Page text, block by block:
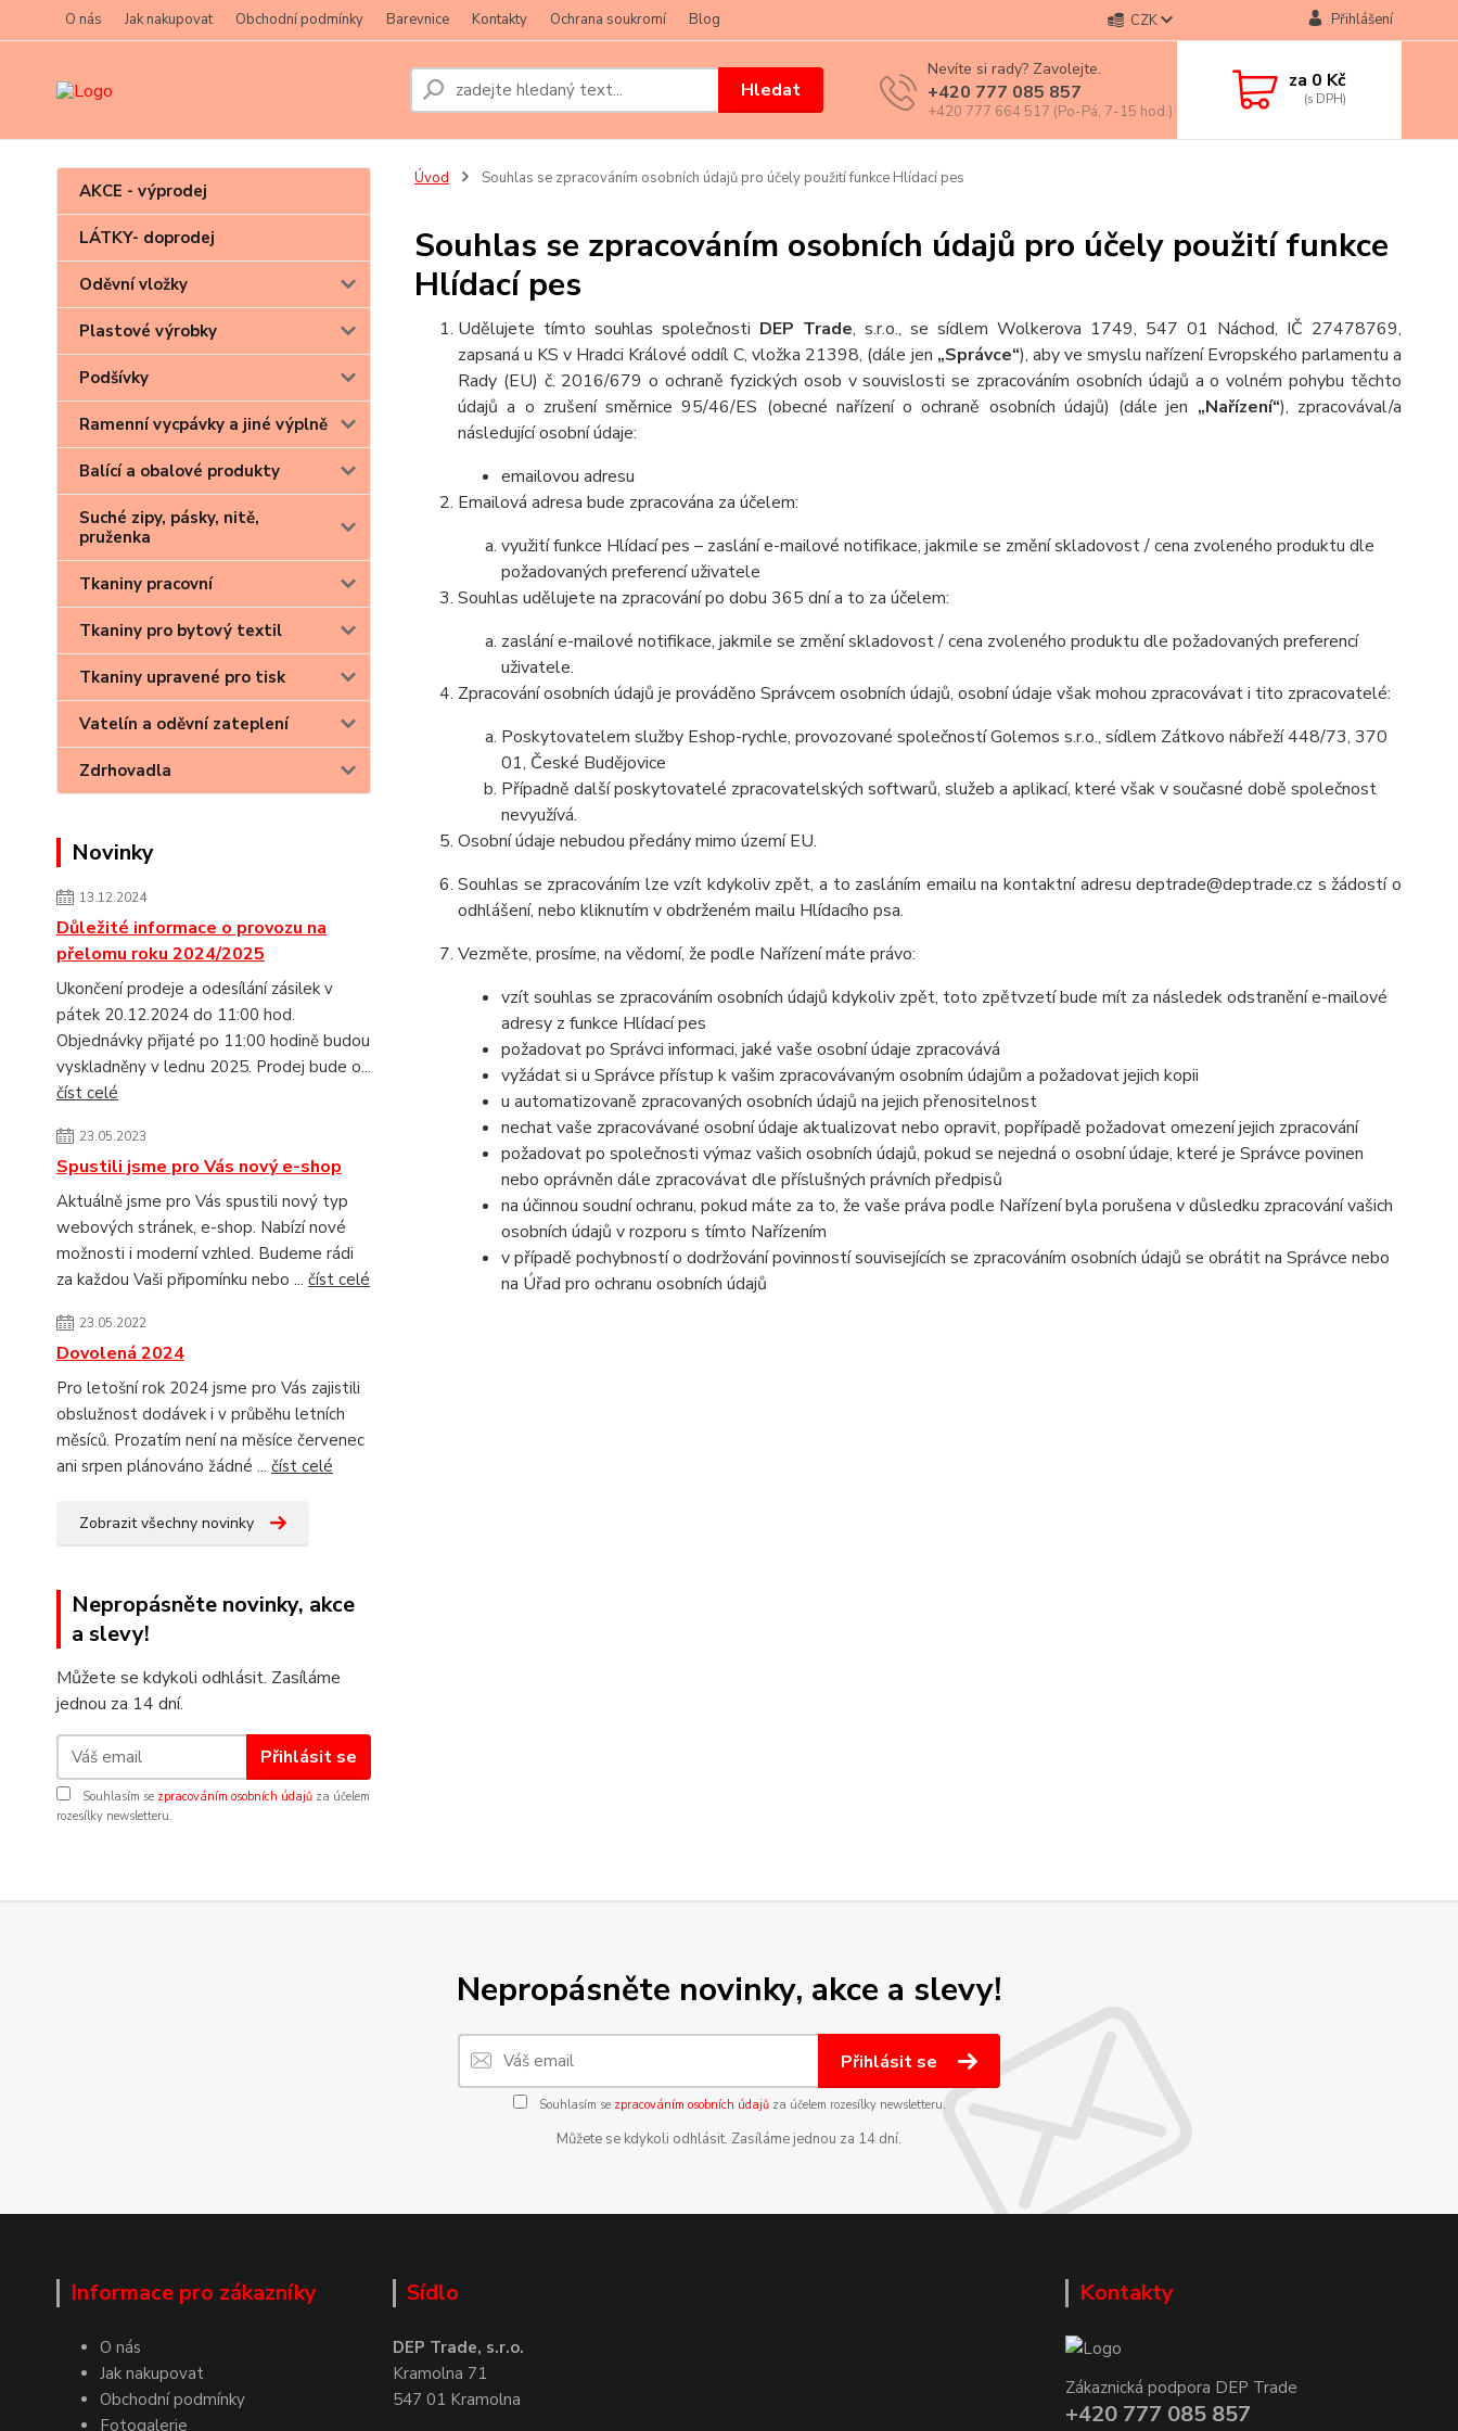
O nás Jak nakupovat Obchodní podmínky Barevnice Kontakty Ochrana soukromí Blog CZK Přihlášení
Hledat
Nevíte si rady? Zavolejte.
+420 777 085 857
+420 777 664 517 (Po-Pá, 7-15 hod.)
za 0 Kč
AKCE - výprodej
LÁTKY- doprodej
Oděvní vložky
Plastové výrobky
Podšívky
Ramenní vycpávky a jiné výplně
Balící a obalové produkty
Suché zipy, pásky, nitě,
pruženka
Tkaniny pracovní
Tkaniny pro bytový textil
Tkaniny upravené pro tisk
Vatelín a oděvní zateplení
Zdrhovadla
Novinky
13.12.2024
Důležité informace o provozu na
přelomu roku 2024/2025
Ukončení prodeje a odesílání zásilek v
pátek 20.12.2024 do 11:00 hod.
Objednávky přijaté po 11:00 hodině budou
vyskladněny v lednu 2025. Prodej bude o...
číst celé
23.05.2023
Spustili jsme pro Vás nový e-shop
Aktuálně jsme pro Vás spustili nový typ
webových stránek, e-shop. Nabízí nové
možnosti i moderní vzhled. Budeme rádi
za každou Vaši připomínku nebo ... číst celé
23.05.2022
Dovolená 2024
Pro letošní rok 2024 jsme pro Vás zajistili
obslužnost dodávek i v průběhu letních
měsíců. Prozatím není na měsíce červenec
ani srpen plánováno žádné ... číst celé
Zobrazit všechny novinky
Nepropásněte novinky, akce
a slevy!
Můžete se kdykoli odhlásit. Zasíláme
jednou za 14 dní.
Přihlásit se
Souhlasím se zpracováním osobních údajů za účelem
rozesílky newsletteru.
Úvod Souhlas se zpracováním osobních údajů pro účely použití funkce Hlídací pes
Souhlas se zpracováním osobních údajů pro účely použití funkce
Hlídací pes
Udělujete tímto souhlas společnosti DEP Trade, s.r.o., se sídlem Wolkerova 1749, 547 01 Náchod, IČ 27478769,
zapsaná u KS v Hradci Králové oddíl C, vložka 21398, (dále jen „Správce“), aby ve smyslu nařízení Evropského parlamentu a
Rady (EU) č. 2016/679 o ochraně fyzických osob v souvislosti se zpracováním osobních údajů a o volném pohybu těchto
údajů a o zrušení směrnice 95/46/ES (obecné nařízení o ochraně osobních údajů) (dále jen „Nařízení“), zpracovával/a
následující osobní údaje:
emailovou adresu
Emailová adresa bude zpracována za účelem:
využití funkce Hlídací pes – zaslání e-mailové notifikace, jakmile se změní skladovost / cena zvoleného produktu dle
požadovaných preferencí uživatele
Souhlas udělujete na zpracování po dobu 365 dní a to za účelem:
zaslání e-mailové notifikace, jakmile se změní skladovost / cena zvoleného produktu dle požadovaných preferencí
uživatele.
Zpracování osobních údajů je prováděno Správcem osobních údajů, osobní údaje však mohou zpracovávat i tito zpracovatelé:
Poskytovatelem služby Eshop-rychle, provozované společností Golemos s.r.o., sídlem Zátkovo nábřeží 448/73, 370
01, České Budějovice
Případně další poskytovatelé zpracovatelských softwarů, služeb a aplikací, které však v současné době společnost
nevyužívá.
Osobní údaje nebudou předány mimo území EU.
Souhlas se zpracováním lze vzít kdykoliv zpět, a to zasláním emailu na kontaktní adresu deptrade@deptrade.cz s žádostí o
odhlášení, nebo kliknutím v obdrženém mailu Hlídacího psa.
Vezměte, prosíme, na vědomí, že podle Nařízení máte právo:
vzít souhlas se zpracováním osobních údajů kdykoliv zpět, toto zpětvzetí bude mít za následek odstranění e-mailové
adresy z funkce Hlídací pes
požadovat po Správci informaci, jaké vaše osobní údaje zpracovává
vyžádat si u Správce přístup k vašim zpracovávaným osobním údajům a požadovat jejich kopii
u automatizovaně zpracovaných osobních údajů na jejich přenositelnost
nechat vaše zpracovávané osobní údaje aktualizovat nebo opravit, popřípadě požadovat omezení jejich zpracování
požadovat po společnosti výmaz vašich osobních údajů, pokud se nejedná o osobní údaje, které je Správce povinen
nebo oprávněn dále zpracovávat dle příslušných právních předpisů
na účinnou soudní ochranu, pokud máte za to, že vaše práva podle Nařízení byla porušena v důsledku zpracování vašich
osobních údajů v rozporu s tímto Nařízením
v případě pochybností o dodržování povinností souvisejících se zpracováním osobních údajů se obrátit na Správce nebo
na Úřad pro ochranu osobních údajů
Nepropásněte novinky, akce a slevy!
Přihlásit se
Souhlasím se zpracováním osobních údajůza účelem rozesílky newsletteru.
Můžete se kdykoli odhlásit. Zasíláme jednou za 14 dní.
Informace pro zákazníky
O nás
Jak nakupovat
Obchodní podmínky
Fotogalerie
Sídlo
DEP Trade, s.r.o.
Kramolna 71
547 01 Kramolna
Kontakty
Zákaznická podpora DEP Trade
+420 777 085 857